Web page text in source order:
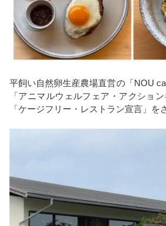
平飼い自然卵生産農場直営の「NOU
「アニマルウェルフェア・アクショ
「ケージフリー・レストラン宣言」を